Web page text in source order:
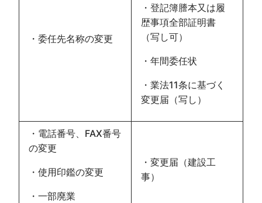
・委任先名称の変更
・登記簿謄本又は履
歴事項全部証明書
（写し可）
・年間委任状
・業法11条に基づく
変更届（写し）
・電話番号、FAX番号
の変更
・使用印鑑の変更
・一部廃業
・変更届（建設工
事）